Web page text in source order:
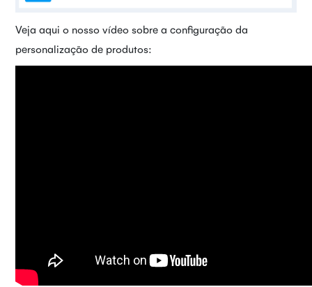
Veja aqui o nosso vídeo sobre a configuração da
personalização de produtos: